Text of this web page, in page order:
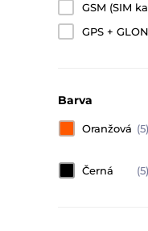
GSM (SIM
GPS +
Barva
Oranžová (5)
Černá (5)